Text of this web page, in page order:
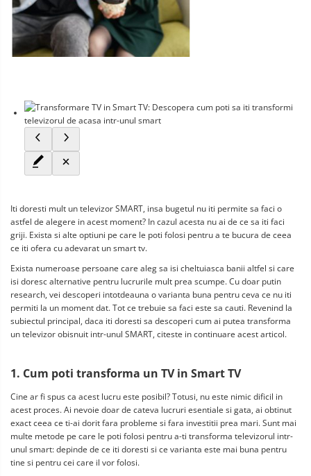
Iti doresti mult un televizor SMART, insa bugetul nu iti permite sa faci o
astfel de alegere in acest moment? In cazul acesta nu ai de ce sa iti faci
griji. Exista si alte optiuni pe care le poti folosi pentru a te bucura de ceea
ce iti ofera cu adevarat un smart tv.
Exista numeroase persoane care aleg sa isi cheltuiasca banii altfel si care
isi doresc alternative pentru lucrurile mult prea scumpe. Cu doar putin
research, vei descoperi intotdeauna o varianta buna pentru ceva ce nu iti
permiti la un moment dat. Tot ce trebuie sa faci este sa cauti. Revenind la
subiectul principal, daca iti doresti sa descoperi cum ai putea transforma
un televizor obisnuit intr-unul SMART, citeste in continuare acest articol.
1. Cum poti transforma un TV in Smart TV
Cine ar fi spus ca acest lucru este posibil? Totusi, nu este nimic dificil in
acest proces. Ai nevoie doar de cateva lucruri esentiale si gata, ai obtinut
exact ceea ce ti-ai dorit fara probleme si fara investitii prea mari. Sunt mai
multe metode pe care le poti folosi pentru a-ti transforma televizorul intr-
unul smart: depinde de ce iti doresti si ce varianta este mai buna pentru
tine si pentru cei care il vor folosi.